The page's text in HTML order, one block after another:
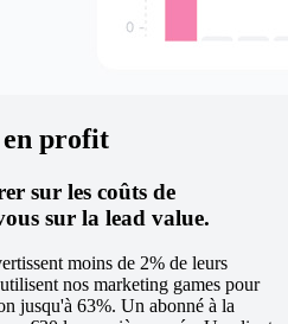
profit
sur les coûts de
sur la lead value.
moins de 2% de leurs
nos marketing games pour
jusqu'à 63%. Un abonné à la